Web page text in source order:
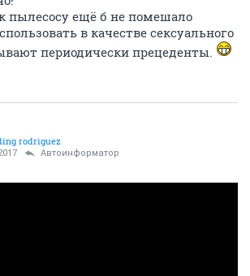
пылесосу ещё б не помешало
в качестве сексуального
периодически прецеденты.
rodriguez
Автоинформатор